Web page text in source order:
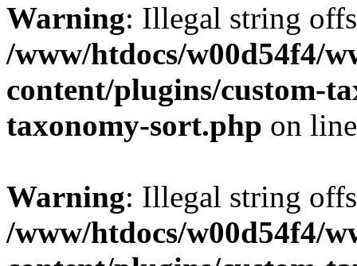
Warning: Illegal string
/www/htdocs/w00d54f4/
content/plugins/custom-
taxonomy-sort.php on
Warning: Illegal string
/www/htdocs/w00d54f4/